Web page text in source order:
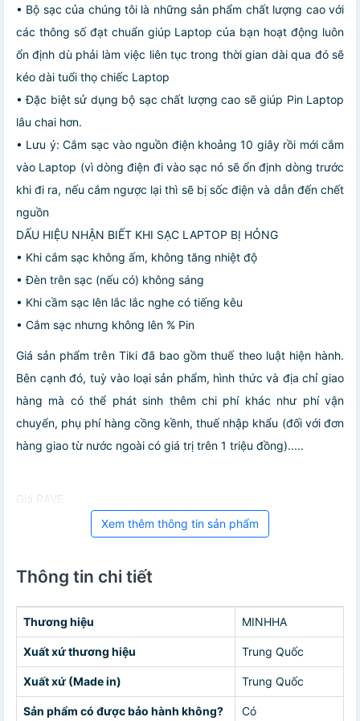
• Bộ sạc của chúng tôi là những sản phẩm chất lượng cao với
các thông số đạt chuẩn giúp Laptop của bạn hoạt động luôn
ổn định dù phải làm việc liên tục trong thời gian dài qua đó sẽ
kéo dài tuổi thọ chiếc Laptop
• Đặc biệt sử dụng bộ sạc chất lượng cao sẽ giúp Pin Laptop
lâu chai hơn.
• Lưu ý: Cắm sạc vào nguồn điện khoảng 10 giây rồi mới cắm
vào Laptop (vì dòng điện đi vào sạc nó sẽ ổn định dòng trước
khi đi ra, nếu cắm ngược lại thì sẽ bị sốc điện và dẫn đến chết
nguồn
DẤU HIỆU NHẬN BIẾT KHI SẠC LAPTOP BỊ HỎNG
• Khi cắm sạc không ấm, không tăng nhiệt độ
• Đèn trên sạc (nếu có) không sáng
• Khi cầm sạc lên lắc lắc nghe có tiếng kêu
• Cắm sạc nhưng không lên % Pin
Giá sản phẩm trên Tiki đã bao gồm thuế theo luật hiện hành.
Bên cạnh đó, tuỳ vào loại sản phẩm, hình thức và địa chỉ giao
hàng mà có thể phát sinh thêm chi phí khác như phí vận
chuyển, phụ phí hàng cồng kềnh, thuế nhập khẩu (đối với đơn
hàng giao từ nước ngoài có giá trị trên 1 triệu đồng).....
Giá RAVE
Xem thêm thông tin sản phẩm
Thông tin chi tiết
Thương hiệu MINHHA
Xuất xứ thương hiệu Trung Quốc
Xuất xứ (Made in) Trung Quốc
Sản phẩm có được bảo hành không? Có